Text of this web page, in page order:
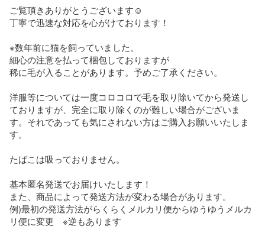
ご覧頂きありがとうございます☺︎
丁寧で迅速な対応を心がけております！
※数年前に猫を飼っていました。
細心の注意を払って梱包しておりますが
稀に毛が入ることがあります。予めご了承ください。
洋服等については一度コロコロで毛を取り除いてから発送し
ておりますが、完全に取り除くのが難しい場合がございま
す。それであっても気にされない方はご購入お願いいたしま
す。
たばこは吸っておりません。
基本匿名発送でお届けいたします！
また、商品によって発送方法が変わる場合があります。
例)最初の発送方法がらくらくメルカリ便からゆうゆうメルカ
リ便に変更　※逆もあります